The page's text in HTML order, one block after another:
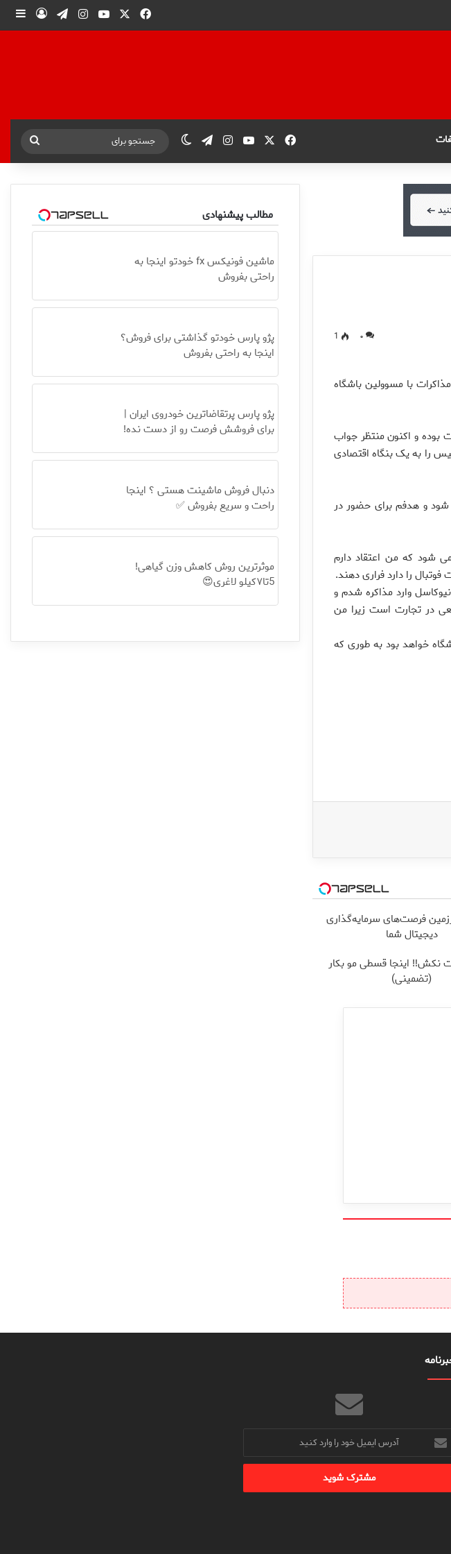
فیس بوکیوتیوباینستاگرام
تلگرامورود
فیس بوکیوتیوباینستاگرام
تلگرامتغییر پوسته
جستجو
برای
۰ 1
با مسوولین باشگاه
بوده و اکنون منتظر جواب
را به یک بنگاه اقتصادی
و هدفم برای حضور در
شود که من اعتقاد دارم
را دارد فراری دهند.
وارد مذاکره شدم و
در تجارت است زیرا من
خواهد بود به طوری که
فرصت‌های سرمایه‌گذاری
دیجیتال شما
نکش‼️ اینجا قسطی مو بکار
(تضمینی)
مطالب پیشنهادی
ماشین فونیکس fx خودتو اینجا به
راحتی بفروش
پژو پارس خودتو گذاشتی برای فروش؟
اینجا به راحتی بفروش
پژو پارس پرتقاضاترین خودروی ایران |
برای فروشش فرصت رو از دست نده!
دنبال فروش ماشینت هستی ؟ اینجا
راحت و سریع بفروش ✅
موثرترین روش کاهش وزن گیاهی!
5تا۷کیلو لاغری😍
آدرس
ایمیل